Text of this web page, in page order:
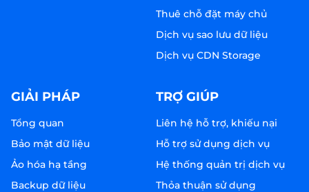
Thuê chỗ đặt máy chủ
Dịch vụ sao lưu dữ liệu
Dịch vụ CDN Storage
GIẢI PHÁP
Tổng quan
Bảo mật dữ liệu
Ảo hóa hạ tầng
Backup dữ liệu
TRỢ GIÚP
Liên hệ hỗ trợ, khiếu nại
Hỗ trợ sử dụng dịch vụ
Hệ thống quản trị dịch vụ
Thỏa thuận sử dụng